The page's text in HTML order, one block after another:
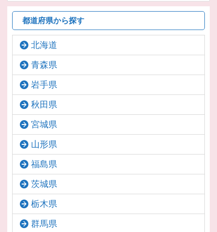
都道府県から探す
北海道
青森県
岩手県
秋田県
宮城県
山形県
福島県
茨城県
栃木県
群馬県